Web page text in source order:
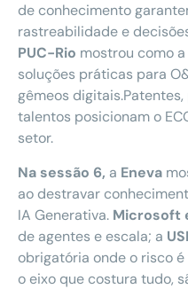
de conhecimento
rastreabilidade e
PUC-Rio mostrou como
soluções práticas para
gêmeos
talentos posicionam o
setor.
Na sessão 6, a Eneva
ao destravar
IA Generativa. Microsoft
de agentes e escala; a
obrigatória onde o risco
o eixo que costura tudo,